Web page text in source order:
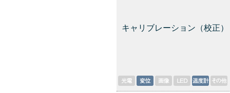
キャリブレーション（校正）